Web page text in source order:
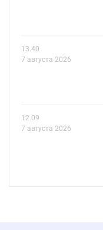
13.40
7 августа 2026
12.09
7 августа 2026